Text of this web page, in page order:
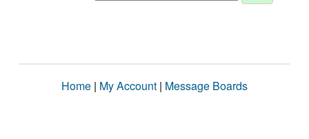
Home | My Account | Message Boards